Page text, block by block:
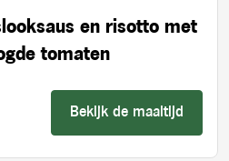
en risotto met
tomaten
Bekijk de maaltijd